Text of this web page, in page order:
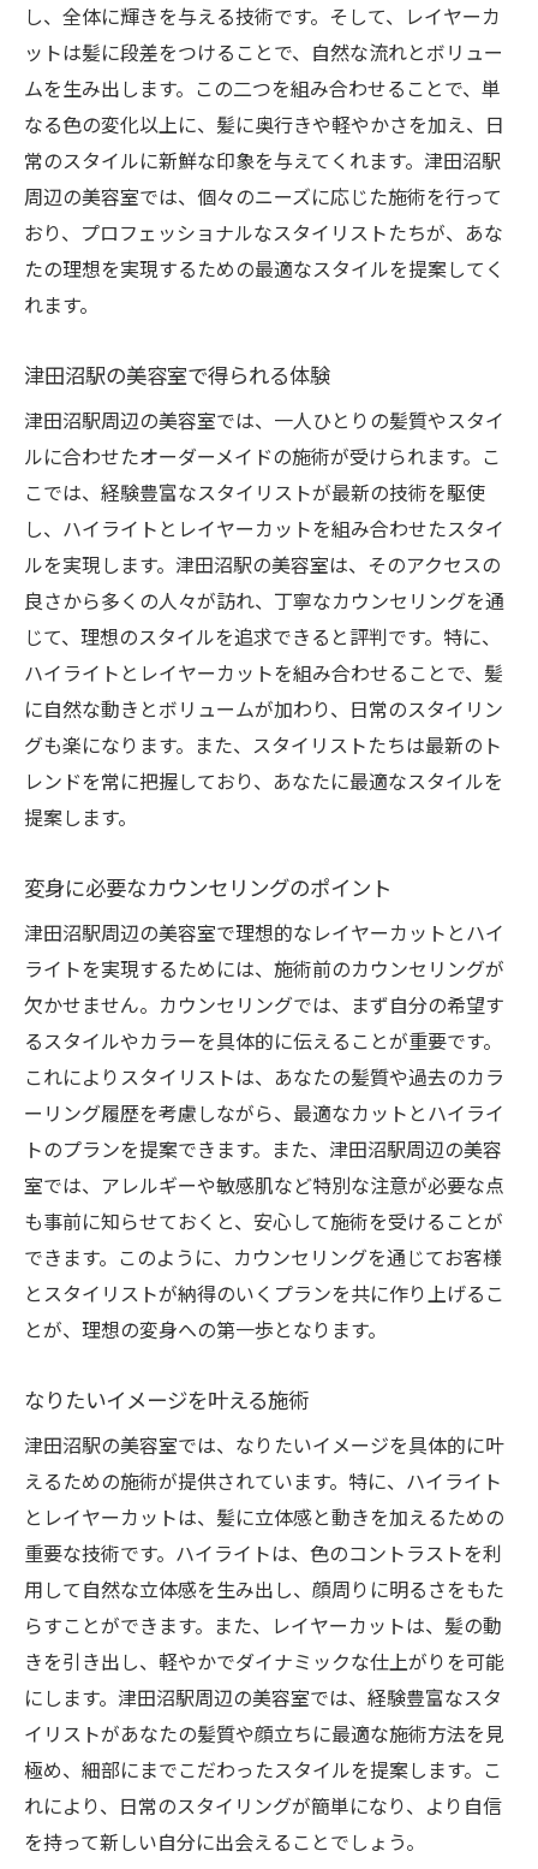
し、全体に輝きを与える技術です。そして、レイヤーカ
ットは髪に段差をつけることで、自然な流れとボリュー
ムを生み出します。この二つを組み合わせることで、単
なる色の変化以上に、髪に奥行きや軽やかさを加え、日
常のスタイルに新鮮な印象を与えてくれます。津田沼駅
周辺の美容室では、個々のニーズに応じた施術を行って
おり、プロフェッショナルなスタイリストたちが、あな
たの理想を実現するための最適なスタイルを提案してく
れます。
津田沼駅の美容室で得られる体験
津田沼駅周辺の美容室では、一人ひとりの髪質やスタイ
ルに合わせたオーダーメイドの施術が受けられます。こ
こでは、経験豊富なスタイリストが最新の技術を駆使
し、ハイライトとレイヤーカットを組み合わせたスタイ
ルを実現します。津田沼駅の美容室は、そのアクセスの
良さから多くの人々が訪れ、丁寧なカウンセリングを通
じて、理想のスタイルを追求できると評判です。特に、
ハイライトとレイヤーカットを組み合わせることで、髪
に自然な動きとボリュームが加わり、日常のスタイリン
グも楽になります。また、スタイリストたちは最新のト
レンドを常に把握しており、あなたに最適なスタイルを
提案します。
変身に必要なカウンセリングのポイント
津田沼駅周辺の美容室で理想的なレイヤーカットとハイ
ライトを実現するためには、施術前のカウンセリングが
欠かせません。カウンセリングでは、まず自分の希望す
るスタイルやカラーを具体的に伝えることが重要です。
これによりスタイリストは、あなたの髪質や過去のカラ
ーリング履歴を考慮しながら、最適なカットとハイライ
トのプランを提案できます。また、津田沼駅周辺の美容
室では、アレルギーや敏感肌など特別な注意が必要な点
も事前に知らせておくと、安心して施術を受けることが
できます。このように、カウンセリングを通じてお客様
とスタイリストが納得のいくプランを共に作り上げるこ
とが、理想の変身への第一歩となります。
なりたいイメージを叶える施術
津田沼駅の美容室では、なりたいイメージを具体的に叶
えるための施術が提供されています。特に、ハイライト
とレイヤーカットは、髪に立体感と動きを加えるための
重要な技術です。ハイライトは、色のコントラストを利
用して自然な立体感を生み出し、顔周りに明るさをもた
らすことができます。また、レイヤーカットは、髪の動
きを引き出し、軽やかでダイナミックな仕上がりを可能
にします。津田沼駅周辺の美容室では、経験豊富なスタ
イリストがあなたの髪質や顔立ちに最適な施術方法を見
極め、細部にまでこだわったスタイルを提案します。こ
れにより、日常のスタイリングが簡単になり、より自信
を持って新しい自分に出会えることでしょう。